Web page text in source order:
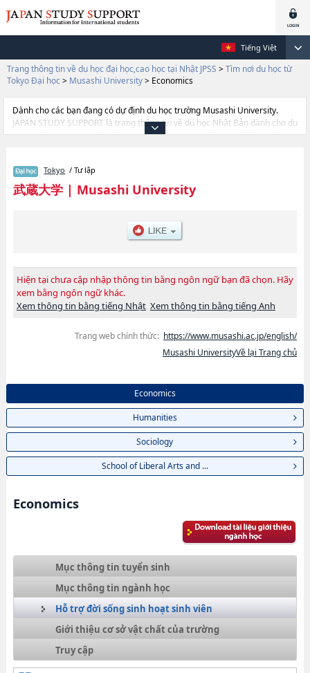
Tiếng Việt
Trang thông tin về du học đại học,cao học tại Nhật JPSS > Tìm nơi du học từ
Tokyo Đại học > Musashi University> Economics
Dành cho các bạn đang có dự định du học trường Musashi University.
JAPAN STUDY SUPPORT là trang thông tin về du học Nhật Bản dành cho du
học sinh nước ngoài, được đồng vận hành bởi Hiệp hội Asia Gakusei Bunka
SociologyhoặcNgành School of Liberal Arts and Sciences của Musashi
University cũng như thông tin chi tiết về từng ngành học, nên nếu bạn
đang tìm hiểu thông tin du học liên quan tới Musashi University thì hãy sử
đại học, cao học, trường đại học ngắn hạn, trường chuyên môn đang tiếp
Tokyo / Tư lập
武蔵大学| Musashi University
Hiện tại chưa cập nhập thông tin bằng ngôn ngữ bạn đã chọn. Hãy
xem bằng ngôn ngữ khác.
Xem thông tin bằng tiếng Nhật Xem thông tin bằng tiếng Anh
Trang web chính thức: https://www.musashi.ac.jp/english/
Musashi UniversityVề lại Trang chủ
Economics
Humanities
Sociology
School of Liberal Arts and ...
Economics
Mục thông tin tuyển sinh
Mục thông tin ngành học
Hỗ trợ đời sống sinh hoạt sinh viên
Giới thiệu cơ sở vật chất của trường
Truy cập